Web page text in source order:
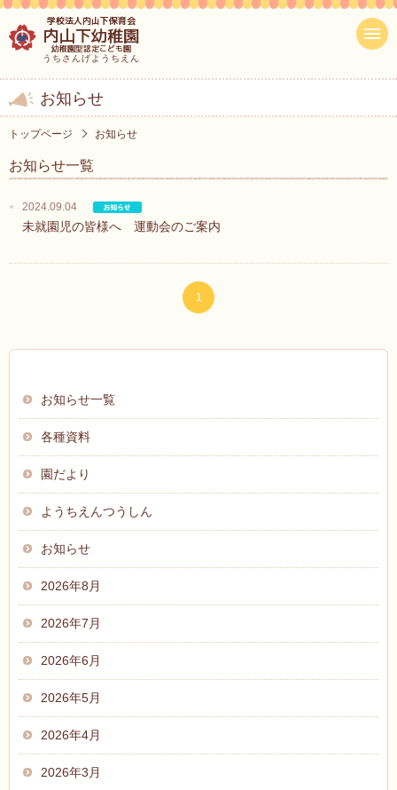
学校法人内山下保育会
内山下幼稚園
幼稚園型認定こども園
うちさんげようちえん
お知らせ
トップページ お知らせ
お知らせ一覧
2024.09.04
未就園児の皆様へ 運動会のご案内
1
お知らせ一覧
各種資料
園だより
ようちえんつうしん
お知らせ
2026年8月
2026年7月
2026年6月
2026年5月
2026年4月
2026年3月